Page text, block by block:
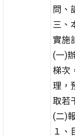
問、
三、
實施
(一)
梯次
理，
取若
(二)
１、